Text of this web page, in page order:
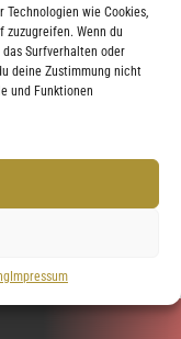
wie Cookies,
Wenn du
Surfverhalten oder
deine Zustimmung nicht
und Funktionen
Impressum